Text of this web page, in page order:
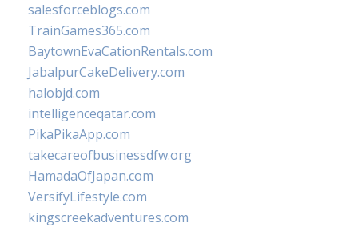
salesforceblogs.com
TrainGames365.com
BaytownEvaCationRentals.com
JabalpurCakeDelivery.com
halobjd.com
intelligenceqatar.com
PikaPikaApp.com
takecareofbusinessdfw.org
HamadaOfJapan.com
VersifyLifestyle.com
kingscreekadventures.com